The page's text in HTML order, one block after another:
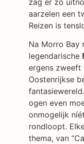
aarzelen een
Reizen is
Na Morro Bay
legendarische
ergens zweeft
Oostenrijkse
ogen even
onmogelijk
rondloopt.
thema, van